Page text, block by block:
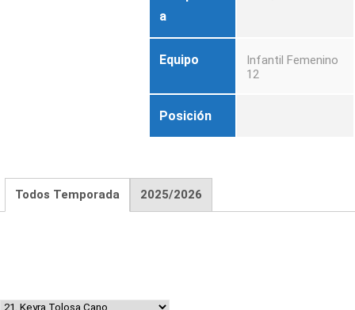
a
Equipo
Infantil Femenino
12
Posición
Todos Temporada 2025/2026